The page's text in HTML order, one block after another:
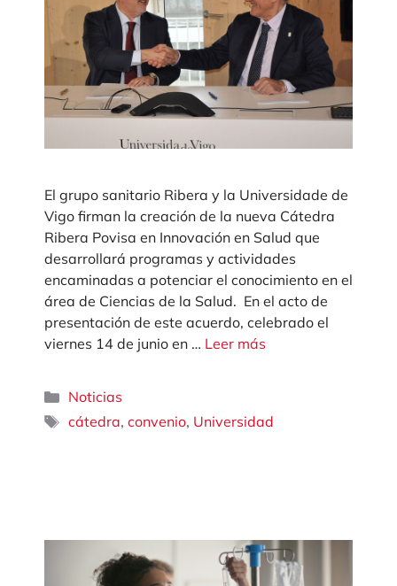
El grupo sanitario Ribera y la Universidade de
Vigo firman la creación de la nueva Cátedra
Ribera Povisa en Innovación en Salud que
desarrollará programas y actividades
encaminadas a potenciar el conocimiento en el
área de Ciencias de la Salud. En el acto de
presentación de este acuerdo, celebrado el
viernes 14 de junio en … Leer más
Categorías
Noticias
Etiquetas
cátedra,convenio, Universidad